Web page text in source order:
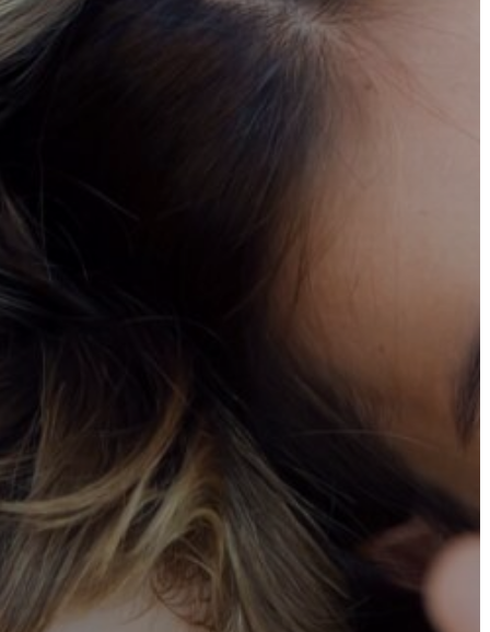
ÉPÜLŐ
VÁROS
KÖRNYEZETVÉDELEM
TELEPÜLÉSRENDEZÉS
STRATÉGIÁK
ÉS
KONCEPCIÓK